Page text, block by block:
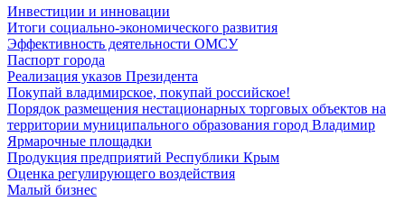
Инвестиции и инновации
Итоги социально-экономического развития
Эффективность деятельности ОМСУ
Паспорт города
Реализация указов Президента
Покупай владимирское, покупай российское!
Порядок размещения нестационарных торговых объектов на
территории муниципального образования город Владимир
Ярмарочные площадки
Продукция предприятий Республики Крым
Оценка регулирующего воздействия
Малый бизнес